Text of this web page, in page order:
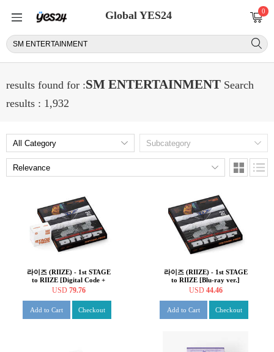
Global YES24 0
results found for :SM ENTERTAINMENT Search
results : 1,932
라이즈 (RIIZE) - 1st STAGE
to RIIZE [Digital Code +
Blu-ray ver. SET]
USD 79.76
Add to Cart Checkout
라이즈 (RIIZE) - 1st STAGE
to RIIZE [Blu-ray ver.]
USD 44.46
Add to Cart Checkout